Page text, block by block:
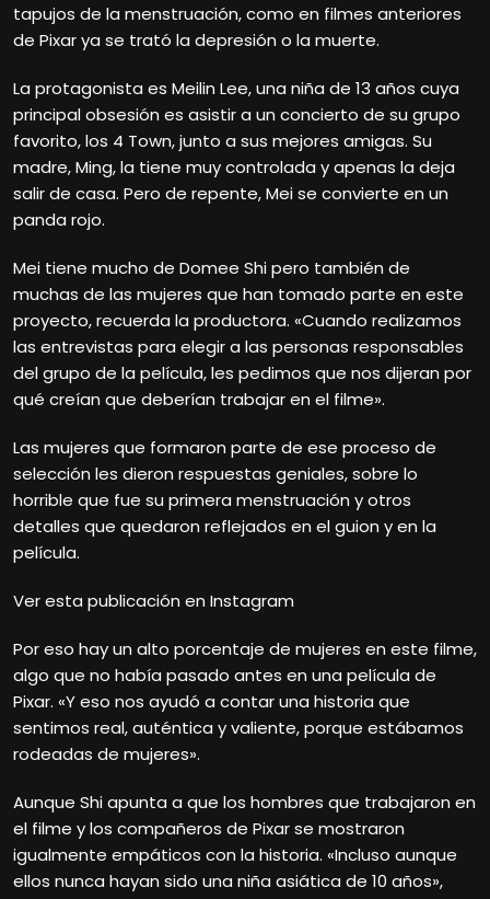
tapujos de la menstruación, como en filmes anteriores
de Pixar ya se trató la depresión o la muerte.
La protagonista es Meilin Lee, una niña de 13 años cuya
principal obsesión es asistir a un concierto de su grupo
favorito, los 4 Town, junto a sus mejores amigas. Su
madre, Ming, la tiene muy controlada y apenas la deja
salir de casa. Pero de repente, Mei se convierte en un
panda rojo.
Mei tiene mucho de Domee Shi pero también de
muchas de las mujeres que han tomado parte en este
proyecto, recuerda la productora. «Cuando realizamos
las entrevistas para elegir a las personas responsables
del grupo de la película, les pedimos que nos dijeran por
qué creían que deberían trabajar en el filme».
Las mujeres que formaron parte de ese proceso de
selección les dieron respuestas geniales, sobre lo
horrible que fue su primera menstruación y otros
detalles que quedaron reflejados en el guion y en la
película.
Ver esta publicación en Instagram
Por eso hay un alto porcentaje de mujeres en este filme,
algo que no había pasado antes en una película de
Pixar. «Y eso nos ayudó a contar una historia que
sentimos real, auténtica y valiente, porque estábamos
rodeadas de mujeres».
Aunque Shi apunta a que los hombres que trabajaron en
el filme y los compañeros de Pixar se mostraron
igualmente empáticos con la historia. «Incluso aunque
ellos nunca hayan sido una niña asiática de 10 años»,